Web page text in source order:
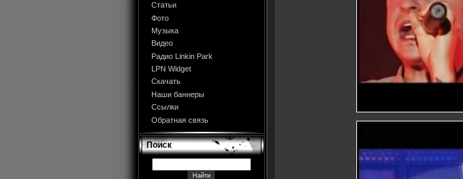
Статьи
Фото
Музыка
Видео
Радио Linkin Park
LPN Widget
Скачать
Наши баннеры
Ссылки
Обратная связь
Поиск